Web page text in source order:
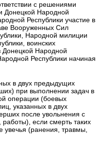
с решениями
Донецкой Народной
Республики участие в
Вооруженных Сил
Народной милиции
воинских
Народной
Республики начиная
в двух предыдущих
при выполнении задач в
операции (боевых
указанных в двух
после увольнения с
если смерть таких
увечья (ранения, травмы,